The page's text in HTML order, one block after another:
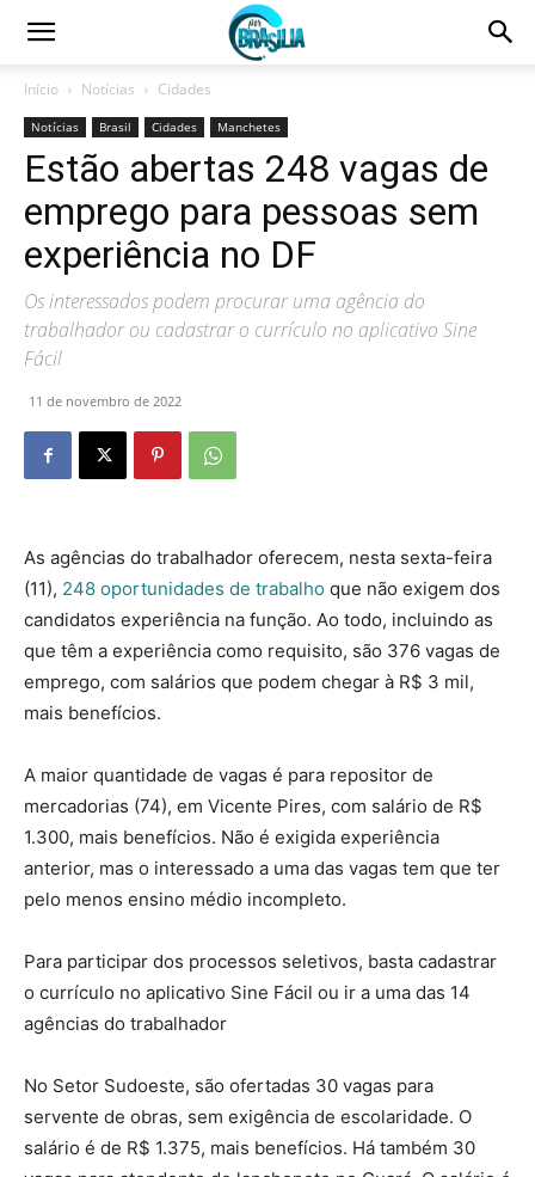
Início Notícias Cidades
Notícias Brasil Cidades Manchetes
Estão abertas 248 vagas de
emprego para pessoas sem
experiência no DF
Os interessados podem procurar uma agência do
trabalhador ou cadastrar o currículo no aplicativo Sine
Fácil
11 de novembro de 2022
As agências do trabalhador oferecem, nesta sexta-feira
(11), 248 oportunidades de trabalho que não exigem dos
candidatos experiência na função. Ao todo, incluindo as
que têm a experiência como requisito, são 376 vagas de
emprego, com salários que podem chegar à R$ 3 mil,
mais benefícios.
A maior quantidade de vagas é para repositor de
mercadorias (74), em Vicente Pires, com salário de R$
1.300, mais benefícios. Não é exigida experiência
anterior, mas o interessado a uma das vagas tem que ter
pelo menos ensino médio incompleto.
Para participar dos processos seletivos, basta cadastrar
o currículo no aplicativo Sine Fácil ou ir a uma das 14
agências do trabalhador
No Setor Sudoeste, são ofertadas 30 vagas para
servente de obras, sem exigência de escolaridade. O
salário é de R$ 1.375, mais benefícios. Há também 30